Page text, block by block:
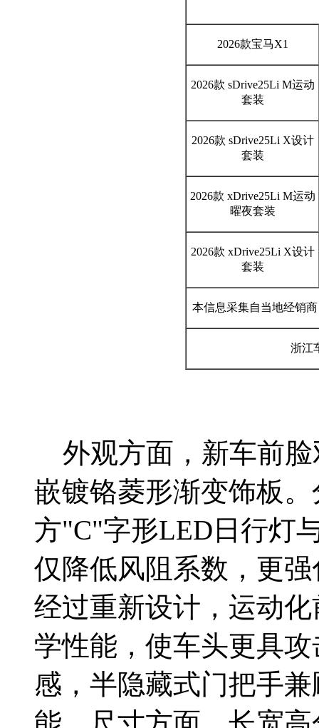
2026款宝马X1
2026款 sDrive25Li M运动
套装
2026款 sDrive25Li X设计
套装
2026款 xDrive25Li M运动
曜夜套装
2026款 xDrive25Li X设计
套装
本信息采集自当地经销
浙江
外观方面，新车前脸
嵌镀铬菱形渐变饰板
方"C"字形LED日行灯
仅降低风阻系数，更
经过重新设计，运动
学性能，使车头更具
感，半隐藏式门把手